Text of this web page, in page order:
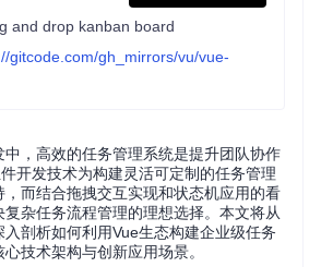
and drop kanban board
gitcode.com/gh_mirrors/vu/vue-
，高效的任务管理系统是提升团队协作
开发技术为构建灵活可定制的任务管理
，而结合拖拽交互实现和状态机应用的看
杂任务流程管理的理想选择。本文将从
剖析如何利用Vue生态构建企业级任务
技术架构与创新应用场景。